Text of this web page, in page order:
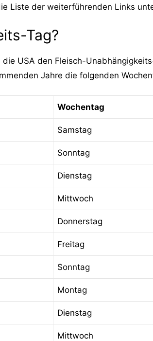
Liste der weiterführenden Links
Tag?
USA den Fleisch-
Jahre die folgenden
Wochentag
Samstag
Sonntag
Dienstag
Mittwoch
Donnerstag
Freitag
Sonntag
Montag
Dienstag
Mittwoch